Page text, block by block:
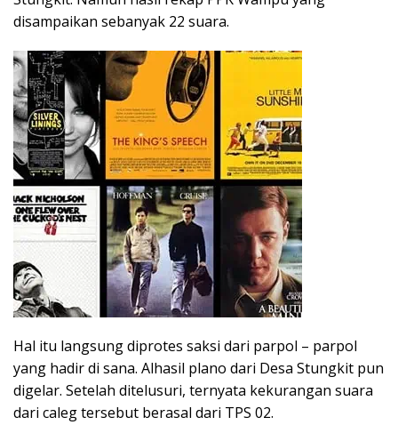
disampaikan sebanyak 22 suara.
Hal itu langsung diprotes saksi dari parpol – parpol
yang hadir di sana. Alhasil plano dari Desa Stungkit pun
digelar. Setelah ditelusuri, ternyata kekurangan suara
dari caleg tersebut berasal dari TPS 02.